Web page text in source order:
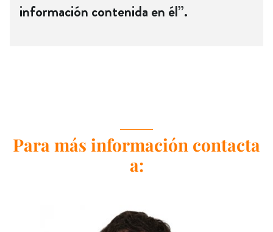
información contenida en él”.
Para más información contacta
a: